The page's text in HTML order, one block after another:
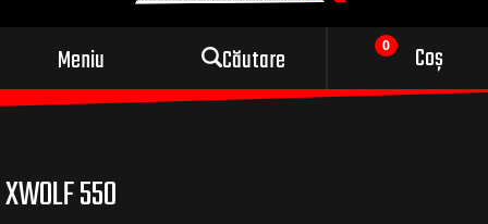
Meniu Căutare Coș
Evacuare sport pentru
motocicleta ta
XWOLF 550